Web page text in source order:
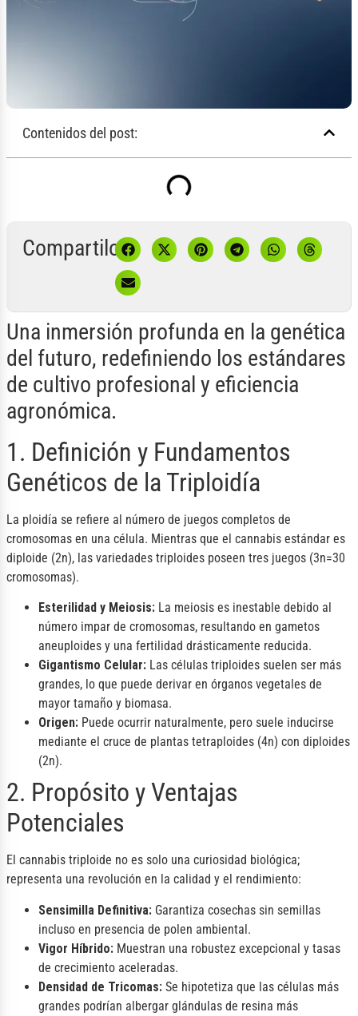
Contenidos del post:
Compartilo:
Una inmersión profunda en la genética
del futuro, redefiniendo los estándares
de cultivo profesional y eficiencia
agronómica.
1. Definición y Fundamentos
Genéticos de la Triploidía
La ploidía se refiere al número de juegos completos de
cromosomas en una célula. Mientras que el cannabis estándar es
diploide (2n), las variedades triploides poseen tres juegos (3n=30
cromosomas).
Esterilidad y Meiosis: La meiosis es inestable debido al
número impar de cromosomas, resultando en gametos
aneuploides y una fertilidad drásticamente reducida.
Gigantismo Celular: Las células triploides suelen ser más
grandes, lo que puede derivar en órganos vegetales de
mayor tamaño y biomasa.
Origen: Puede ocurrir naturalmente, pero suele inducirse
mediante el cruce de plantas tetraploides (4n) con diploides
(2n).
2. Propósito y Ventajas
Potenciales
El cannabis triploide no es solo una curiosidad biológica;
representa una revolución en la calidad y el rendimiento:
Sensimilla Definitiva: Garantiza cosechas sin semillas
incluso en presencia de polen ambiental.
Vigor Híbrido: Muestran una robustez excepcional y tasas
de crecimiento aceleradas.
Densidad de Tricomas: Se hipotetiza que las células más
grandes podrían albergar glándulas de resina más